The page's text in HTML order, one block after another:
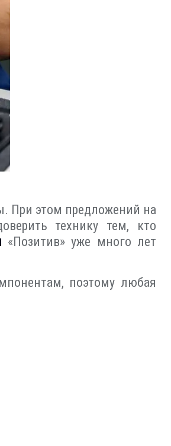
При этом предложений на
технику тем, кто
«Позитив» уже много лет
поэтому любая